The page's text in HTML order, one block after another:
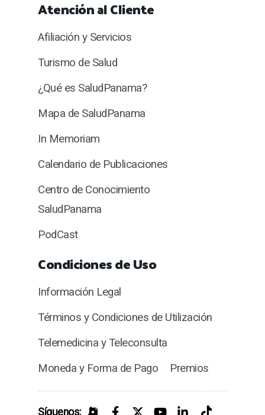
Atención al Cliente
Afiliación y Servicios
Turismo de Salud
¿Qué es SaludPanama?
Mapa de SaludPanama
In Memoriam
Calendario de Publicaciones
Centro de Conocimiento
SaludPanama
PodCast
Condiciones de Uso
Información Legal
Términos y Condiciones de Utilización
Telemedicina y Teleconsulta
Moneda y Forma de Pago
Premios
Síguenos: